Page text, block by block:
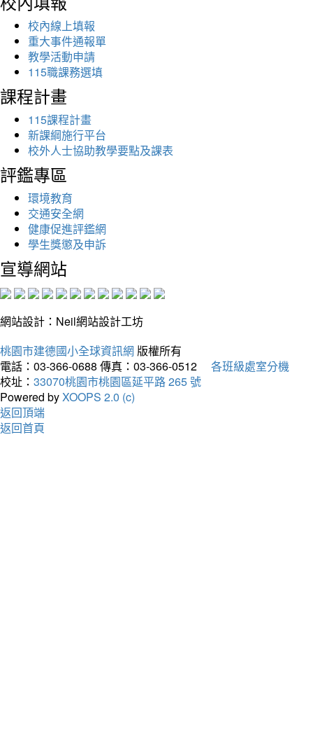
校內線上填報
重大事件通報單
教學活動申請
115職課務選填
課程計畫
115課程計畫
新課綱施行平台
校外人士協助教學要點及課表
評鑑專區
環境教育
交通安全網
健康促進評鑑網
學生獎懲及申訴
宣導網站
網站設計：Neil網站設計工坊
桃園市建德國小全球資訊網 版權所有
電話：03-366-0688 傳真：03-366-0512
各班級處室分機
校址： 33070桃園市桃園區延平路 265 號
Powered byXOOPS 2.0 (c)
返回頂端
返回首頁